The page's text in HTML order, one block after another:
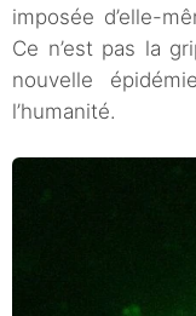
imposée d’elle-
Ce n’est pas la
nouvelle
l’humanité.